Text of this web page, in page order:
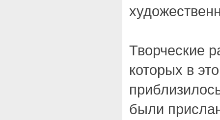
Творческие
которых в
были